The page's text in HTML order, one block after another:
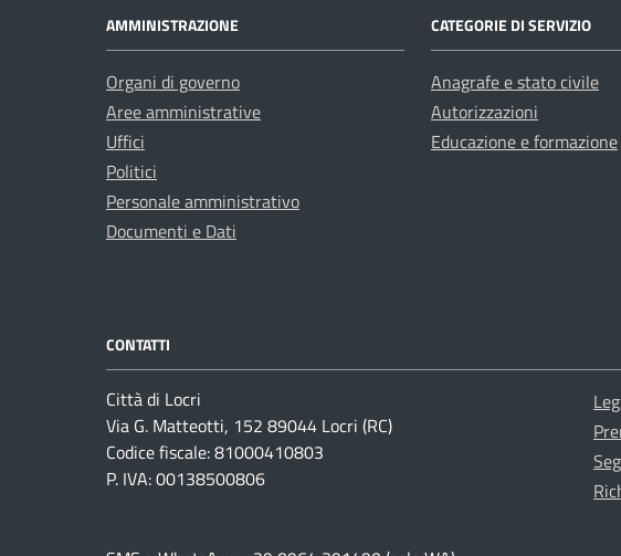
AMMINISTRAZIONE
Organi di governo
Aree amministrative
Uffici
Politici
Personale amministrativo
Documenti e Dati
CATEGORIE DI SERVIZIO
Anagrafe e stato civile
Autorizzazioni
Educazione e formazione
CONTATTI
Città di Locri
Via G. Matteotti, 152 89044 Locri (RC)
Codice fiscale: 81000410803
P. IVA: 00138500806